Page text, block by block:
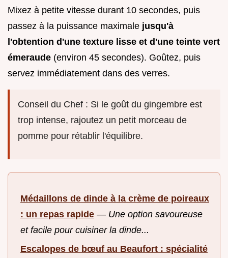
Mixez à petite vitesse durant 10 secondes, puis
passez à la puissance maximale jusqu'à
l'obtention d'une texture lisse et d'une teinte vert
émeraude (environ 45 secondes). Goûtez, puis
servez immédiatement dans des verres.
Conseil du Chef : Si le goût du gingembre est
trop intense, rajoutez un petit morceau de
pomme pour rétablir l'équilibre.
Médaillons de dinde à la crème de poireaux
: un repas rapide — Une option savoureuse
et facile pour cuisiner la dinde...
Escalopes de bœuf au Beaufort : spécialité